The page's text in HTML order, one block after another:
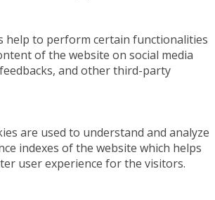
help to perform certain functionalities
of the website on social media
and other third-party
are used to understand and analyze
indexes of the website which helps
user experience for the visitors.